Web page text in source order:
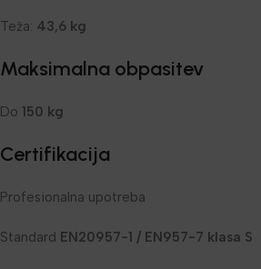
Teža: 43,6 kg
Maksimalna obpasitev
Do 150 kg
Certifikacija
Profesionalna upotreba
Standard EN20957-1 / EN957-7 klasa S